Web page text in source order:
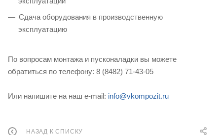
Сдача оборудования в производственную
эксплуатацию
По вопросам монтажа и пусконаладки вы можете
обратиться по телефону: 8 (8482) 71-43-05
Или напишите на наш e-mail: info@vkompozit.ru
НАЗАД К СПИСКУ